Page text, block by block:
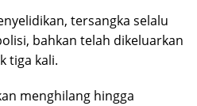
tersangka selalu
bahkan telah dikeluarkan
tiga kali.
menghilang hingga